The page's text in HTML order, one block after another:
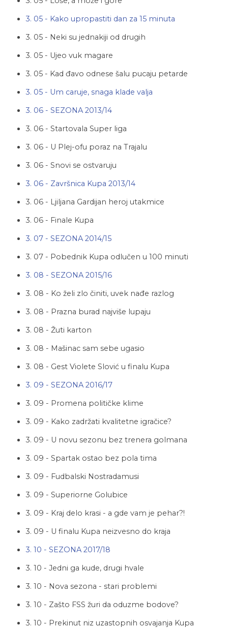
3. 05 - Kako upropastiti dan za 15 minuta
3. 05 - Neki su jednakiji od drugih
3. 05 - Ujeo vuk magare
3. 05 - Kad đavo odnese šalu pucaju petarde
3. 05 - Um caruje, snaga klade valja
3. 06 - SEZONA 2013/14
3. 06 - Startovala Super liga
3. 06 - U Plej-ofu poraz na Trajalu
3. 06 - Snovi se ostvaruju
3. 06 - Završnica Kupa 2013/14
3. 06 - Ljiljana Gardijan heroj utakmice
3. 06 - Finale Kupa
3. 07 - SEZONA 2014/15
3. 07 - Pobednik Kupa odlučen u 100 minuti
3. 08 - SEZONA 2015/16
3. 08 - Ko želi zlo činiti, uvek nađe razlog
3. 08 - Prazna burad najviše lupaju
3. 08 - Žuti karton
3. 08 - Mašinac sam sebe ugasio
3. 08 - Gest Violete Slović u finalu Kupa
3. 09 - SEZONA 2016/17
3. 09 - Promena političke klime
3. 09 - Kako zadržati kvalitetne igračice?
3. 09 - U novu sezonu bez trenera golmana
3. 09 - Spartak ostao bez pola tima
3. 09 - Fudbalski Nostradamusi
3. 09 - Superiorne Golubice
3. 09 - Kraj delo krasi - a gde vam je pehar?!
3. 09 - U finalu Kupa neizvesno do kraja
3. 10 - SEZONA 2017/18
3. 10 - Jedni ga kude, drugi hvale
3. 10 - Nova sezona - stari problemi
3. 10 - Zašto FSS žuri da oduzme bodove?
3. 10 - Prekinut niz uzastopnih osvajanja Kupa